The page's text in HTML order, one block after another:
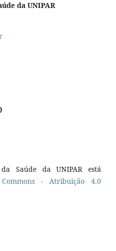
da UNIPAR
Saúde da UNIPAR está
Commons - Atribuição 4.0